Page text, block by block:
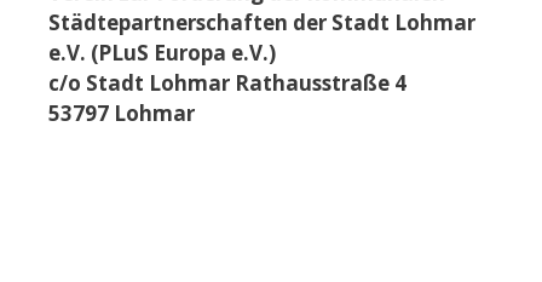
Städtepartnerschaften der Stadt Lohmar
e.V. (PLuS Europa e.V.)
c/o Stadt Lohmar Rathausstraße 4
53797 Lohmar